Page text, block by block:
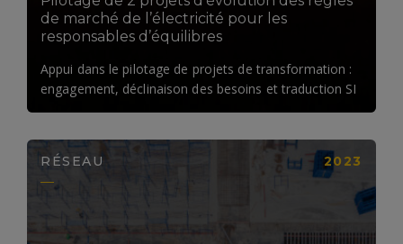
de marché de l’électricité pour les
responsables d’équilibres
Appui dans le pilotage de projets de transformation :
engagement, déclinaison des besoins et traduction SI
RÉSEAU 2023